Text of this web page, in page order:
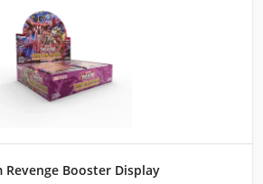
Revenge Booster Display